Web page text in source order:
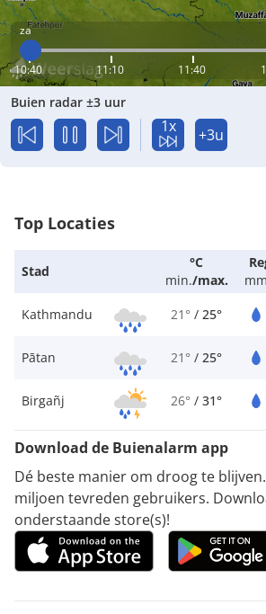
za
10:40 11:10 11:40
Buien radar ±3 uur
1x +3u
Top Locaties
Stad
°C
min./max.
Kathmandu
21° / 25°
Pātan 21° / 25°
Birgañj 26° / 31°
Download de Buienalarm app
Dé beste manier om droog te
miljoen tevreden gebruikers.
onderstaande store(s)!